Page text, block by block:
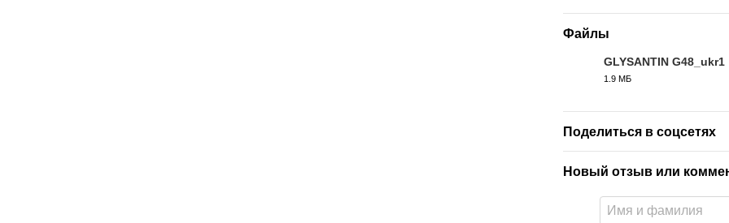
Файлы
GLYSANTIN G48_ukr1
1.9 МБ
Поделиться в соцсетях
Новый отзыв или